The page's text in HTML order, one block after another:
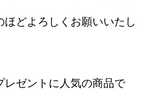
どよろしくお願いいたし
レゼントに人気の商品で